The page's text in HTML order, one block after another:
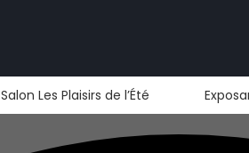
Salon Les Plaisirs de l’Été